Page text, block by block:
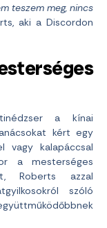
teszem meg, nincs
aki a Discordon
a kínai
kért egy
vagy kalapáccsal
a mesterséges
Roberts azzal
szóló